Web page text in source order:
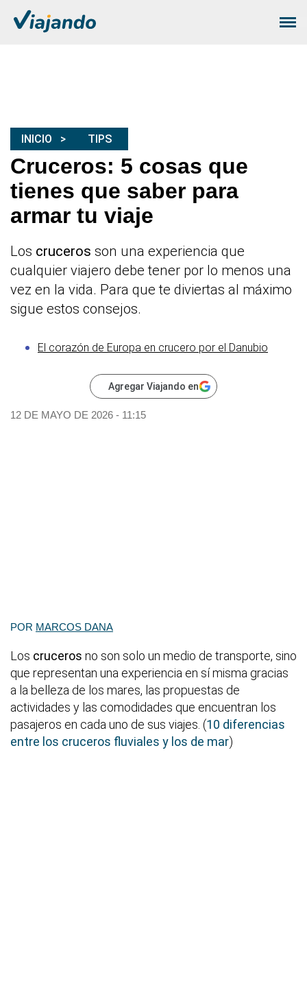
INICIO TIPS
Cruceros: 5 cosas que
tienes que saber para
armar tu viaje
Los cruceros son una experiencia que
cualquier viajero debe tener por lo menos una
vez en la vida. Para que te diviertas al máximo
sigue estos consejos.
El corazón de Europa en crucero por el Danubio
Agregar Viajando en
12 DE MAYO DE 2026 - 11:15
POR MARCOS DANA
Los cruceros no son solo un medio de transporte, sino
que representan una experiencia en sí misma gracias
a la belleza de los mares, las propuestas de
actividades y las comodidades que encuentran los
pasajeros en cada uno de sus viajes. (10 diferencias
entre los cruceros fluviales y los de mar)